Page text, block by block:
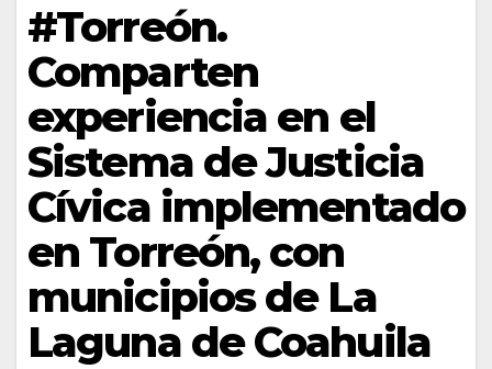
#Torreón.
Comparten
experiencia en el
Sistema de Justicia
Cívica implementado
en Torreón, con
municipios de La
Laguna de Coahuila